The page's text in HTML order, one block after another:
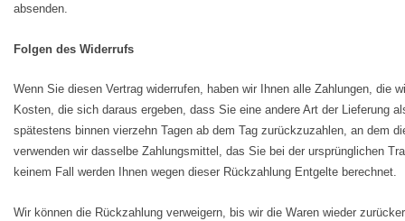
absenden.
Folgen des Widerrufs
Wenn Sie diesen Vertrag widerrufen, haben wir Ihnen alle Zahlungen,
Kosten, die sich daraus ergeben, dass Sie eine andere Art der Lieferung
spätestens binnen vierzehn Tagen ab dem Tag zurückzuzahlen, an dem
verwenden wir dasselbe Zahlungsmittel, das Sie bei der ursprünglichen
keinem Fall werden Ihnen wegen dieser Rückzahlung Entgelte berechnet.
Wir können die Rückzahlung verweigern, bis wir die Waren wieder